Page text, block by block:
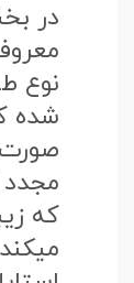
در
نوع
شده
صورت
مجدد
که